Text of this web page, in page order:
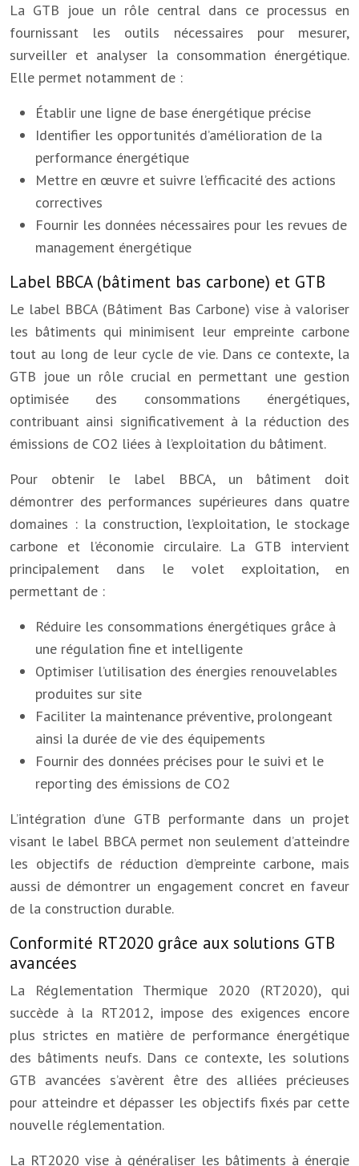
La GTB joue un rôle central dans ce processus en
fournissant les outils nécessaires pour mesurer,
surveiller et analyser la consommation énergétique.
Elle permet notamment de :
Établir une ligne de base énergétique précise
Identifier les opportunités d’amélioration de la
performance énergétique
Mettre en œuvre et suivre l’efficacité des actions
correctives
Fournir les données nécessaires pour les revues de
management énergétique
Label BBCA (bâtiment bas carbone) et GTB
Le label BBCA (Bâtiment Bas Carbone) vise à valoriser
les bâtiments qui minimisent leur empreinte carbone
tout au long de leur cycle de vie. Dans ce contexte, la
GTB joue un rôle crucial en permettant une gestion
optimisée des consommations énergétiques,
contribuant ainsi significativement à la réduction des
émissions de CO2 liées à l’exploitation du bâtiment.
Pour obtenir le label BBCA, un bâtiment doit
démontrer des performances supérieures dans quatre
domaines : la construction, l’exploitation, le stockage
carbone et l’économie circulaire. La GTB intervient
principalement dans le volet exploitation, en
permettant de :
Réduire les consommations énergétiques grâce à
une régulation fine et intelligente
Optimiser l’utilisation des énergies renouvelables
produites sur site
Faciliter la maintenance préventive, prolongeant
ainsi la durée de vie des équipements
Fournir des données précises pour le suivi et le
reporting des émissions de CO2
L’intégration d’une GTB performante dans un projet
visant le label BBCA permet non seulement d’atteindre
les objectifs de réduction d’empreinte carbone, mais
aussi de démontrer un engagement concret en faveur
de la construction durable.
Conformité RT2020 grâce aux solutions GTB
avancées
La Réglementation Thermique 2020 (RT2020), qui
succède à la RT2012, impose des exigences encore
plus strictes en matière de performance énergétique
des bâtiments neufs. Dans ce contexte, les solutions
GTB avancées s’avèrent être des alliées précieuses
pour atteindre et dépasser les objectifs fixés par cette
nouvelle réglementation.
La RT2020 vise à généraliser les bâtiments à énergie